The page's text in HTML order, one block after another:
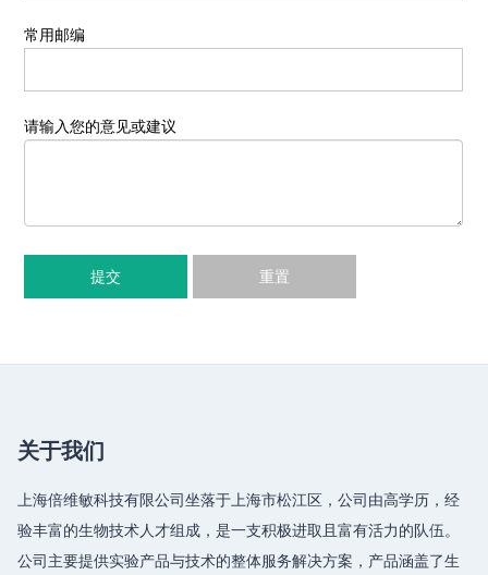
常用邮编
请输入您的意见或建议
提交 重置
关于我们
上海倍维敏科技有限公司坐落于上海市松江区，公司由高学历，经
验丰富的生物技术人才组成，是一支积极进取且富有活力的队伍。
公司主要提供实验产品与技术的整体服务解决方案，产品涵盖了生